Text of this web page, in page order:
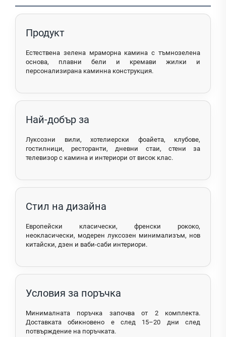
Продукт
Естествена зелена мраморна камина с тъмнозелена
основа, плавни бели и кремави жилки и
персонализирана каминна конструкция.
Най-добър за
Луксозни вили, хотелиерски фоайета, клубове,
гостилници, ресторанти, дневни стаи, стени за
телевизор с камина и интериори от висок клас.
Стил на дизайна
Европейски класически, френски рококо,
неокласически, модерен луксозен минимализъм, нов
китайски, дзен и ваби-саби интериори.
Условия за поръчка
Минималната поръчка започва от 2 комплекта.
Доставката обикновено е след 15–20 дни след
потвърждение на поръчката.